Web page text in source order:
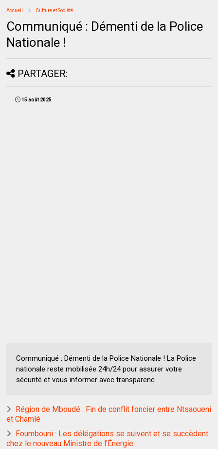
Accueil Culture et Société
Communiqué : Démenti de la Police
Nationale !
PARTAGER:
15 août 2025
Communiqué : Démenti de la Police Nationale ! La Police
nationale reste mobilisée 24h/24 pour assurer votre
sécurité et vous informer avec transparenc
Région de Mboudé : Fin de conflit foncier entre Ntsaoueni
et Chamlé
Foumbouni : Les délégations se suivent et se succèdent
chez le nouveau Ministre de l'Énergie